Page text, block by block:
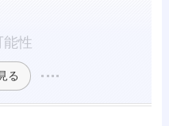
能性
る